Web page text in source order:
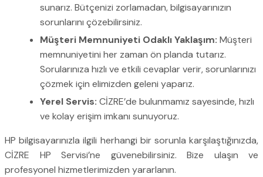
sunarız. Bütçenizi zorlamadan, bilgisayarınızın
sorunlarını çözebilirsiniz.
Müşteri Memnuniyeti Odaklı Yaklaşım: Müşteri
memnuniyetini her zaman ön planda tutarız.
Sorularınıza hızlı ve etkili cevaplar verir, sorunlarınızı
çözmek için elimizden geleni yaparız.
Yerel Servis: CİZRE’de bulunmamız sayesinde, hızlı
ve kolay erişim imkanı sunuyoruz.
HP bilgisayarınızla ilgili herhangi bir sorunla karşılaştığınızda,
CİZRE HP Servisi’ne güvenebilirsiniz. Bize ulaşın ve
profesyonel hizmetlerimizden yararlanın.